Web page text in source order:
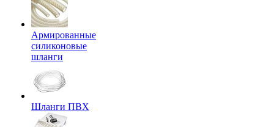
Армированные
силиконовые
шланги
Шланги ПВХ